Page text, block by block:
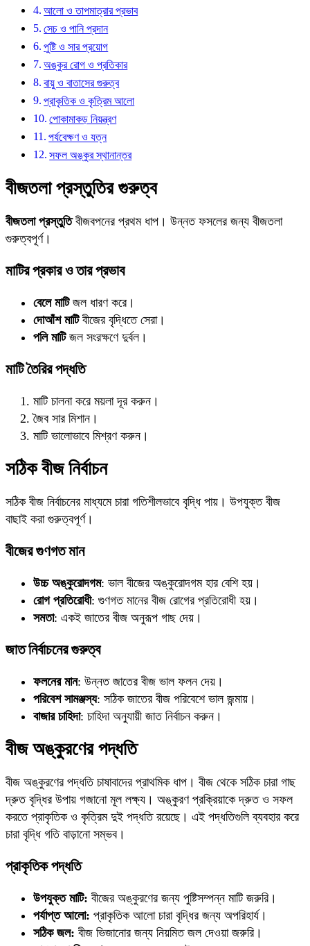
আলো ও তাপমাত্রার প্রভাব
সেচ ও পানি প্রদান
পুষ্টি ও সার প্রয়োগ
অঙ্কুর রোগ ও প্রতিকার
বায়ু ও বাতাসের গুরুত্ব
প্রাকৃতিক ও কৃত্রিম আলো
পোকামাকড় নিয়ন্ত্রণ
পর্যবেক্ষণ ও যত্ন
সফল অঙ্কুর স্থানান্তর
বীজতলা প্রস্তুতির গুরুত্ব
বীজতলা প্রস্তুতিবীজবপনের প্রথম ধাপ। উন্নত ফসলের জন্য বীজতলা
গুরুত্বপূর্ণ।
মাটির প্রকার ও তার প্রভাব
বেলে মাটিজল ধারণ করে।
দোআঁশ মাটিবীজের বৃদ্ধিতে সেরা।
পলি মাটিজল সংরক্ষণে দুর্বল।
মাটি তৈরির পদ্ধতি
মাটি চালনা করে ময়লা দূর করুন।
জৈব সার মিশান।
মাটি ভালোভাবে মিশ্রণ করুন।
সঠিক বীজ নির্বাচন
সঠিক বীজ নির্বাচনের মাধ্যমে চারা গতিশীলভাবে বৃদ্ধি পায়। উপযুক্ত বীজ
বাছাই করা গুরুত্বপূর্ণ।
বীজের গুণগত মান
উচ্চ অঙ্কুরোদগম: ভাল বীজের অঙ্কুরোদগম হার বেশি হয়।
রোগ প্রতিরোধী: গুণগত মানের বীজ রোগের প্রতিরোধী হয়।
সমতা: একই জাতের বীজ অনুরূপ গাছ দেয়।
জাত নির্বাচনের গুরুত্ব
ফলনের মান: উন্নত জাতের বীজ ভাল ফলন দেয়।
পরিবেশ সামঞ্জস্য: সঠিক জাতের বীজ পরিবেশে ভাল জন্মায়।
বাজার চাহিদা: চাহিদা অনুযায়ী জাত নির্বাচন করুন।
বীজ অঙ্কুরণের পদ্ধতি
বীজ অঙ্কুরণের পদ্ধতি চাষাবাদের প্রাথমিক ধাপ। বীজ থেকে সঠিক চারা গাছ
দ্রুত বৃদ্ধির উপায় গজানো মূল লক্ষ্য। অঙ্কুরণ প্রক্রিয়াকে দ্রুত ও সফল
করতে প্রাকৃতিক ও কৃত্রিম দুই পদ্ধতি রয়েছে। এই পদ্ধতিগুলি ব্যবহার করে
চারা বৃদ্ধি গতি বাড়ানো সম্ভব।
প্রাকৃতিক পদ্ধতি
উপযুক্ত মাটি: বীজের অঙ্কুরণের জন্য পুষ্টিসম্পন্ন মাটি জরুরি।
পর্যাপ্ত আলো: প্রাকৃতিক আলো চারা বৃদ্ধির জন্য অপরিহার্য।
সঠিক জল: বীজ ভিজানোর জন্য নিয়মিত জল দেওয়া জরুরি।